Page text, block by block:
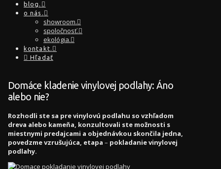
blog.
o nás.
showroom.
spoločnosť.
ekológia.
kontakt.
Hľadať
Domáce kladenie vinylovej podlahy: Áno
alebo nie?
Rozhodli ste sa pre vinylovú podlahu so vzhľadom
dreva alebo kameňa, konzultovali ste možnosti s
miestnymi predajcami a objednávkou skončila jedna,
povedzme vzrušujúca, etapa – pokladanie vinylovej
podlahy.